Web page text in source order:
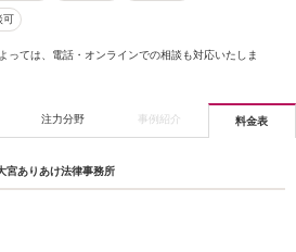
可
っては、電話・オンラインでの相談も対応いたしま
注力分野 事例紹介 料金表
宮ありあけ法律事務所